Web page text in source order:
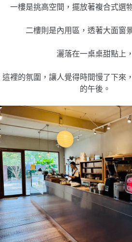
一樓是挑高空間，擺放著複合式選
二樓則是內用區，透著大面窗
灑落在一桌桌甜點上，
這裡的氛圍，讓人覺得時間慢了下來
的午後。